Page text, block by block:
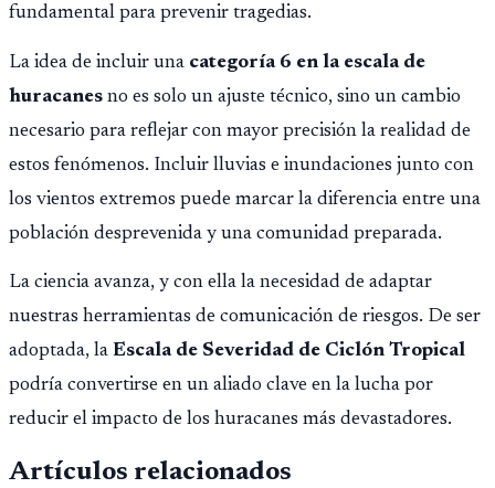
fundamental para prevenir tragedias.
La idea de incluir una categoría 6 en la escala de
huracanes no es solo un ajuste técnico, sino un cambio
necesario para reflejar con mayor precisión la realidad de
estos fenómenos. Incluir lluvias e inundaciones junto con
los vientos extremos puede marcar la diferencia entre una
población desprevenida y una comunidad preparada.
La ciencia avanza, y con ella la necesidad de adaptar
nuestras herramientas de comunicación de riesgos. De ser
adoptada, la Escala de Severidad de Ciclón Tropical
podría convertirse en un aliado clave en la lucha por
reducir el impacto de los huracanes más devastadores.
Artículos relacionados